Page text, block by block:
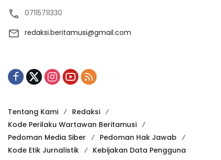
07115711330
redaksi.beritamusi@gmail.com
Tentang Kami
Redaksi
Kode Perilaku Wartawan Beritamusi
Pedoman Media Siber
Pedoman Hak Jawab
Kode Etik Jurnalistik
Kebijakan Data Pengguna